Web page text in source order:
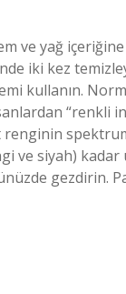
ve yağ
iki kez
kullanın.
“renkli
ve siyah) kadar
gezdirin.